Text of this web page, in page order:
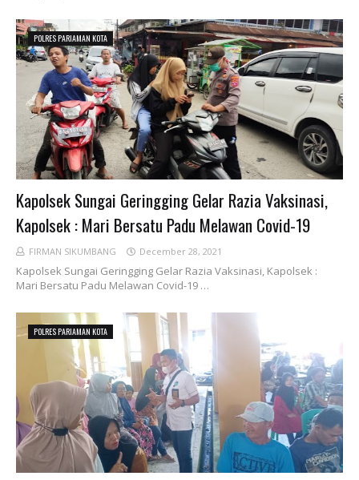
POLRES PARIAMAN KOTA
Kapolsek Sungai Geringging Gelar Razia Vaksinasi,
Kapolsek : Mari Bersatu Padu Melawan Covid-19
FIRMAN SIKUMBANG December 28, 2021
Kapolsek Sungai Geringging Gelar Razia Vaksinasi, Kapolsek :
Mari Bersatu Padu Melawan Covid-19 …
POLRES PARIAMAN KOTA